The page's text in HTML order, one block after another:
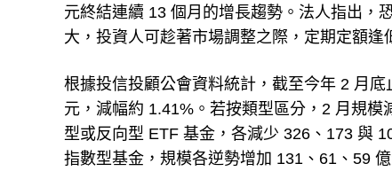
元終結連續 13 個月的增長趨勢。法人指出，
大，投資人可趁著市場調整之際，定期定額逢
根據投信投顧公會資料統計，截至今年 2 月
元，減幅約 1.41%。若按類型區分，2 月規
型或反向型 ETF 基金，各減少 326、173 與
指數型基金，規模各逆勢增加 131、61、59 億